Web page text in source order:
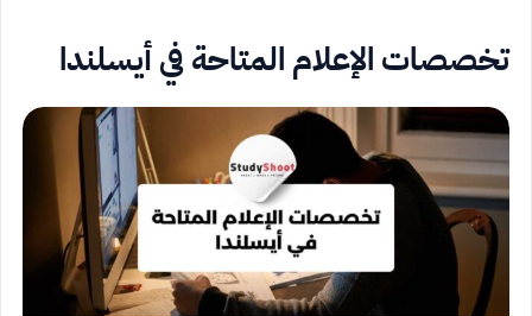
تخصصات الإعلام المتاحة في أيسلندا